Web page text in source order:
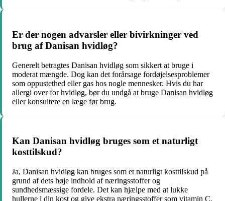
Er der nogen advarsler eller bivirkninger ved
brug af Danisan hvidløg?
Generelt betragtes Danisan hvidløg som sikkert at bruge i
moderat mængde. Dog kan det forårsage fordøjelsesproblemer
som oppustethed eller gas hos nogle mennesker. Hvis du har
allergi over for hvidløg, bør du undgå at bruge Danisan hvidløg
eller konsultere en læge før brug.
Kan Danisan hvidløg bruges som et naturligt
kosttilskud?
Ja, Danisan hvidløg kan bruges som et naturligt kosttilskud på
grund af dets høje indhold af næringsstoffer og
sundhedsmæssige fordele. Det kan hjælpe med at lukke
hullerne i din kost og give ekstra næringsstoffer som vitamin C,